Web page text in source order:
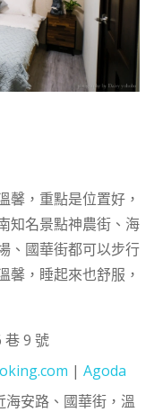
馨，重點是位置好，
知名景點神農街、海
、國華街都可以步行
馨，睡起來也舒服，
巷 9 號
| Agoda
海安路、國華街，溫